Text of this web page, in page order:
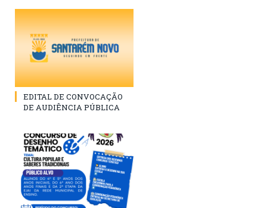
EDITAL DE CONVOCAÇÃO
DE AUDIÊNCIA PÚBLICA